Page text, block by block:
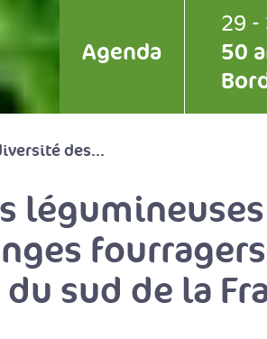
Agenda
29 -
50
des...
sud de la